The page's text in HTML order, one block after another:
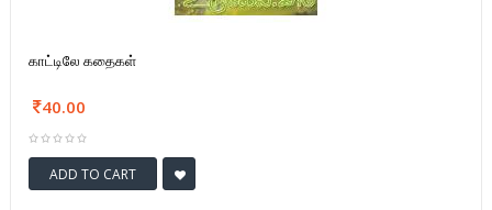
காட்டிலே கதைகள்
40.00
ADD TO CART